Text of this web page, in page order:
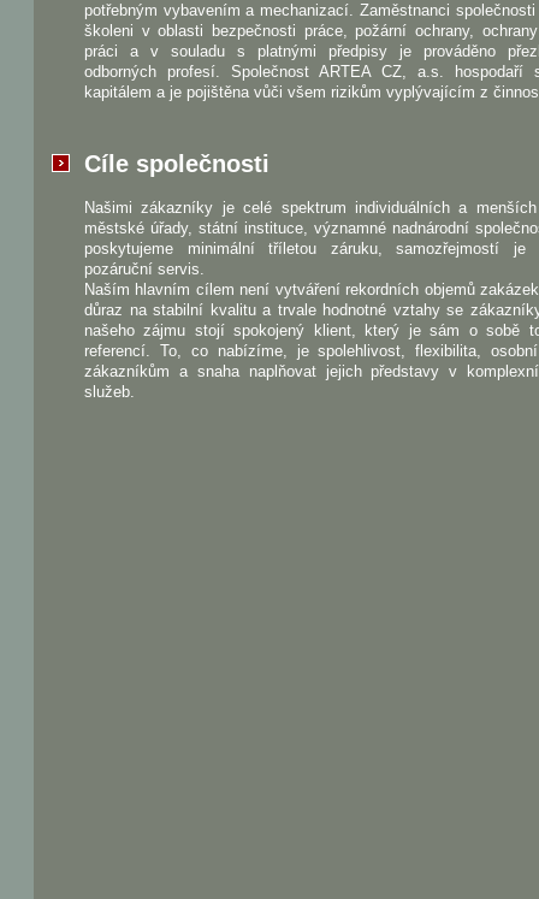
potřebným vybavením a mechanizací. Zaměstnanci společnosti
školeni v oblasti bezpečnosti práce, požární ochrany,
práci a v souladu s platnými předpisy je prováděno
odborných profesí. Společnost ARTEA CZ, a.s. hospodaří
kapitálem a je pojištěna vůči všem rizikům vyplývajícím z
Cíle společnosti
Našimi zákazníky je celé spektrum individuálních a
městské úřady, státní instituce, významné nadnárodní
poskytujeme minimální tříletou záruku, samozřejmostí
pozáruční servis.
Naším hlavním cílem není vytváření rekordních objemů
důraz na stabilní kvalitu a trvale hodnotné vztahy se
našeho zájmu stojí spokojený klient, který je sám o sobě
referencí. To, co nabízíme, je spolehlivost, flexibilita,
zákazníkům a snaha naplňovat jejich představy v
služeb.